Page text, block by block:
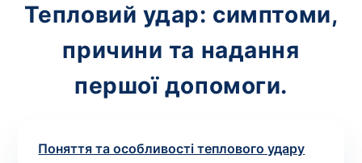
Тепловий удар: симптоми,
причини та надання
першої допомоги.
Поняття та особливості теплового удару
Вартість забору крові - 50 грн
Вартість забору біоматеріалу (крім крові) - від